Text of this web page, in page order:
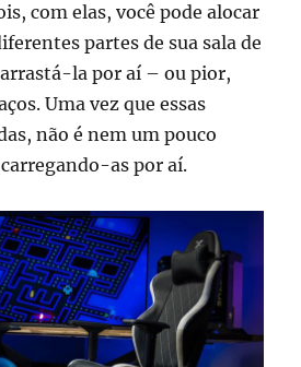
com elas, você pode alocar
partes de sua sala de
la por aí – ou pior,
Uma vez que essas
não é nem um pouco
as por aí.